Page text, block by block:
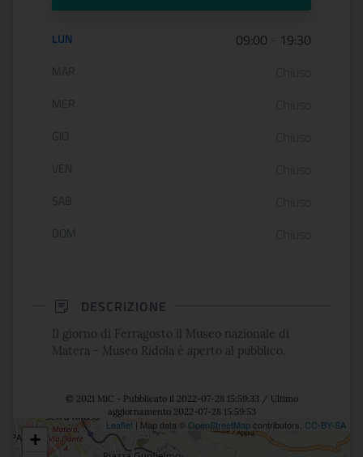
Orario di apertura:
LUN 09:00 19:30
MAR
MER
GIO
VEN
SAB
DOM
DESCRIZIONE
Il giorno di Ferragosto il Museo nazionale di
Matera - Museo Ridola è aperto al pubblico.
© 2021 MiC - Pubblicato il 2022-07-28 15:59:33 / Ultimo
aggiornamento 2022-07-28 15:59:53
+
Leaflet | Map data ©OpenStreetMapcontributors, CC-BY-SA